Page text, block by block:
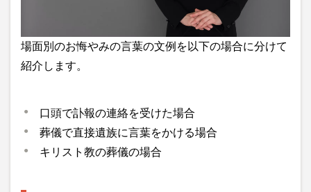
場面別のお悔やみの言葉の文例を以下の場合に分けて
紹介します。
口頭で訃報の連絡を受けた場合
葬儀で直接遺族に言葉をかける場合
キリスト教の葬儀の場合